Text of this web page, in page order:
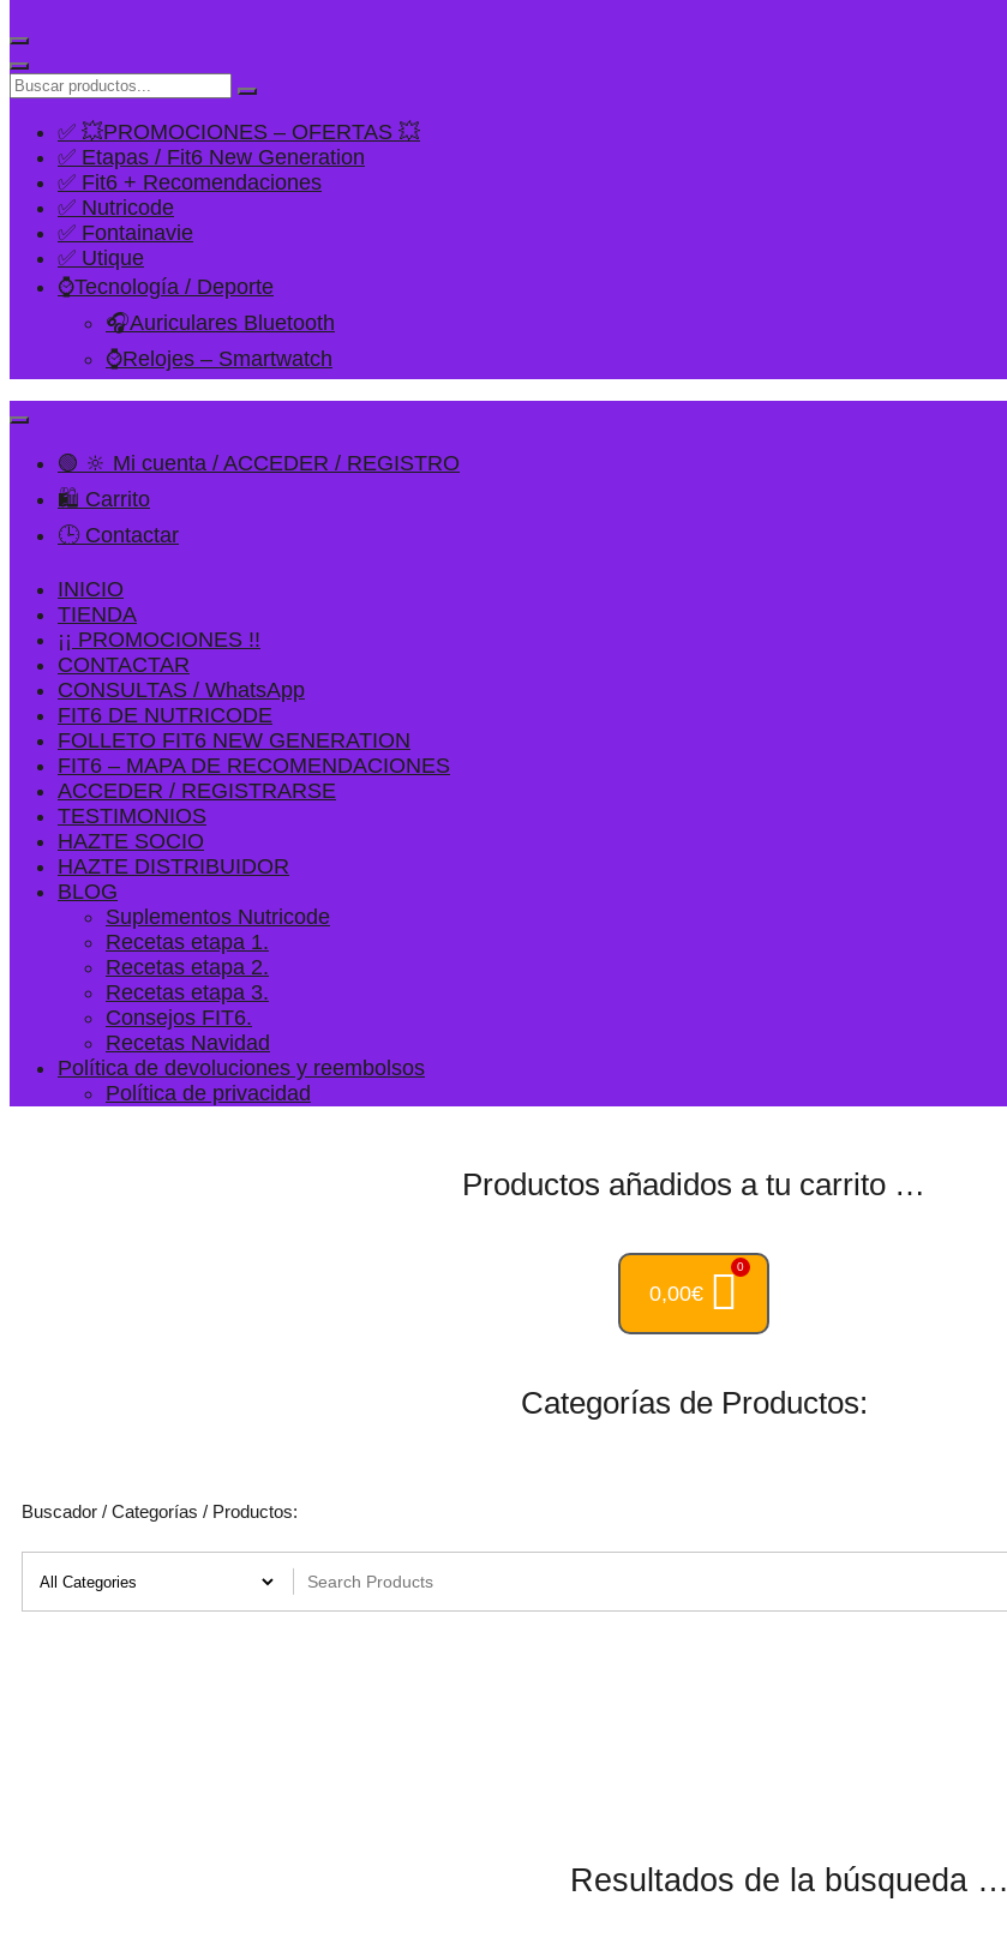
✅ 💥PROMOCIONES – OFERTAS 💥
✅ Etapas / Fit6 New Generation
✅ Fit6 + Recomendaciones
✅ Nutricode
✅ Fontainavie
✅ Utique
⌚Tecnología / Deporte
🎧Auriculares Bluetooth
⌚Relojes – Smartwatch
🟢 🔆 Mi cuenta / ACCEDER / REGISTRO
🛍️ Carrito
🕒 Contactar
INICIO
TIENDA
¡¡ PROMOCIONES !!
CONTACTAR
CONSULTAS / WhatsApp
FIT6 DE NUTRICODE
FOLLETO FIT6 NEW GENERATION
FIT6 – MAPA DE RECOMENDACIONES
ACCEDER / REGISTRARSE
TESTIMONIOS
HAZTE SOCIO
HAZTE DISTRIBUIDOR
BLOG
Suplementos Nutricode
Recetas etapa 1.
Recetas etapa 2.
Recetas etapa 3.
Consejos FIT6.
Recetas Navidad
Política de devoluciones y reembolsos
Política de privacidad
Productos añadidos a tu carrito …
0,00€
Categorías de Productos:
Buscador / Categorías / Productos:
Resultados de la búsqueda …